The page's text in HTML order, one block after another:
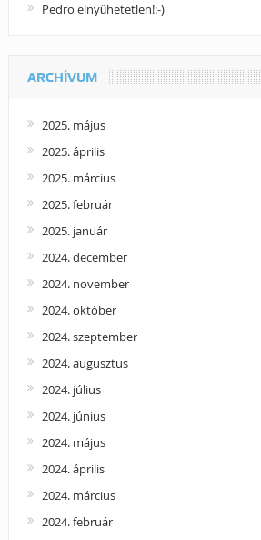
Pedro elnyűhetetlen!:-)
ARCHÍVUM
2025. május
2025. április
2025. március
2025. február
2025. január
2024. december
2024. november
2024. október
2024. szeptember
2024. augusztus
2024. július
2024. június
2024. május
2024. április
2024. március
2024. február